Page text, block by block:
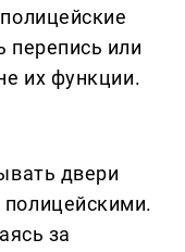
перепись или
их функции.
двери
за